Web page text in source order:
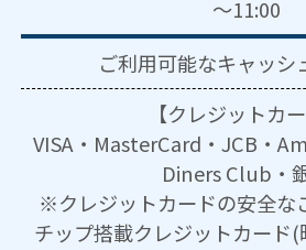
～11:00
ご利用可能なキャッシ
【クレジットカー
VISA・MasterCard・JCB・
Diners Club・
※クレジットカードの安全な
チップ搭載クレジットカード(